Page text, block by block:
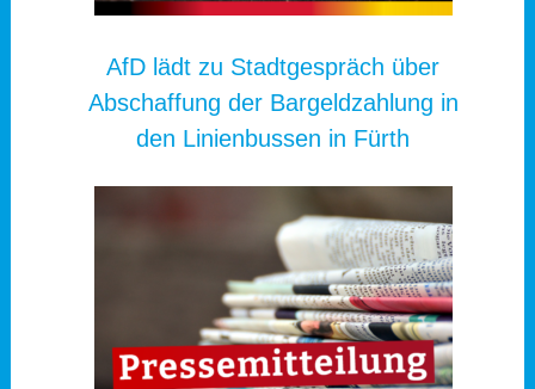
AfD lädt zu Stadtgespräch über
Abschaffung der Bargeldzahlung in
den Linienbussen in Fürth